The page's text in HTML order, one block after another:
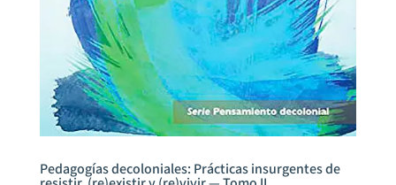
Pedagogías decoloniales: Prácticas insurgentes de